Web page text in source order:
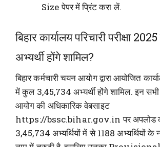
Size पेपर में प्रिंट करा लें.
बिहार कार्यालय परिचारी परीक्षा
अभ्यर्थी होंगे शामिल?
बिहार कर्मचारी चयन आयोग द्वारा आयोजित
में कुल 3,45,734 अभ्यर्थी होंगे शामिल. इन सभी
आयोग की अधिकारिक वेबसाइट
https://bssc.bihar.gov.in पर अपलोड
3,45,734 अभ्यर्थियों में से 1188 अभ्यर्थियों के